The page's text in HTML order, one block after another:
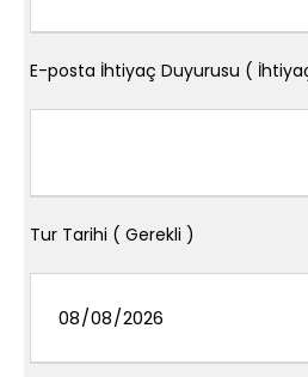
E-posta İhtiyaç Duyurusu (
Tur Tarihi ( Gerekli )